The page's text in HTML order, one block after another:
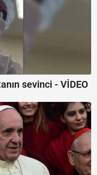
sevinci - VİDEO